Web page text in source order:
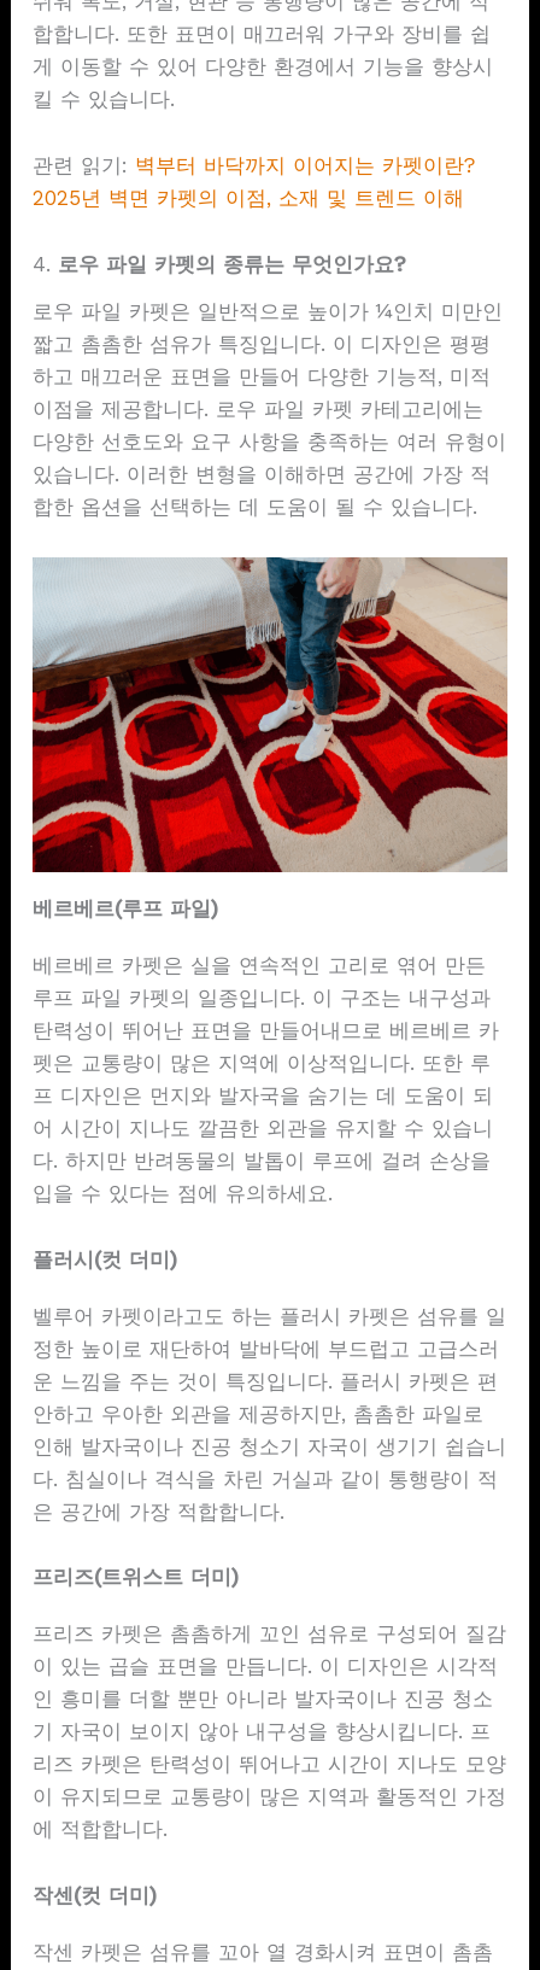
합합니다. 또한 표면이 매끄러워 가구와 장비를 쉽
게 이동할 수 있어 다양한 환경에서 기능을 향상시
킬 수 있습니다.
관련 읽기: 벽부터 바닥까지 이어지는 카펫이란?
2025년 벽면 카펫의 이점, 소재 및 트렌드 이해
4. 로우 파일 카펫의 종류는 무엇인가요?
로우 파일 카펫은 일반적으로 높이가 ¼인치 미만인
짧고 촘촘한 섬유가 특징입니다. 이 디자인은 평평
하고 매끄러운 표면을 만들어 다양한 기능적, 미적
이점을 제공합니다. 로우 파일 카펫 카테고리에는
다양한 선호도와 요구 사항을 충족하는 여러 유형이
있습니다. 이러한 변형을 이해하면 공간에 가장 적
합한 옵션을 선택하는 데 도움이 될 수 있습니다.
베르베르(루프 파일)
베르베르 카펫은 실을 연속적인 고리로 엮어 만든
루프 파일 카펫의 일종입니다. 이 구조는 내구성과
탄력성이 뛰어난 표면을 만들어내므로 베르베르 카
펫은 교통량이 많은 지역에 이상적입니다. 또한 루
프 디자인은 먼지와 발자국을 숨기는 데 도움이 되
어 시간이 지나도 깔끔한 외관을 유지할 수 있습니
다. 하지만 반려동물의 발톱이 루프에 걸려 손상을
입을 수 있다는 점에 유의하세요.
플러시(컷 더미)
벨루어 카펫이라고도 하는 플러시 카펫은 섬유를 일
정한 높이로 재단하여 발바닥에 부드럽고 고급스러
운 느낌을 주는 것이 특징입니다. 플러시 카펫은 편
안하고 우아한 외관을 제공하지만, 촘촘한 파일로
인해 발자국이나 진공 청소기 자국이 생기기 쉽습니
다. 침실이나 격식을 차린 거실과 같이 통행량이 적
은 공간에 가장 적합합니다.
프리즈(트위스트 더미)
프리즈 카펫은 촘촘하게 꼬인 섬유로 구성되어 질감
이 있는 곱슬 표면을 만듭니다. 이 디자인은 시각적
인 흥미를 더할 뿐만 아니라 발자국이나 진공 청소
기 자국이 보이지 않아 내구성을 향상시킵니다. 프
리즈 카펫은 탄력성이 뛰어나고 시간이 지나도 모양
이 유지되므로 교통량이 많은 지역과 활동적인 가정
에 적합합니다.
작센(컷 더미)
작센 카펫은 섬유를 꼬아 열 경화시켜 표면이 촘촘